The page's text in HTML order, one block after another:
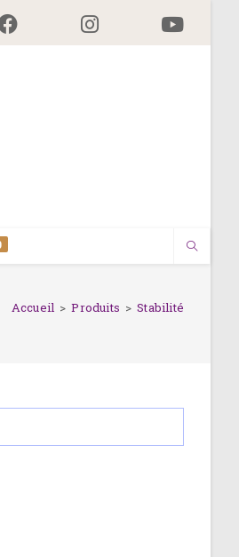
Accueil > Produits > Stabilité